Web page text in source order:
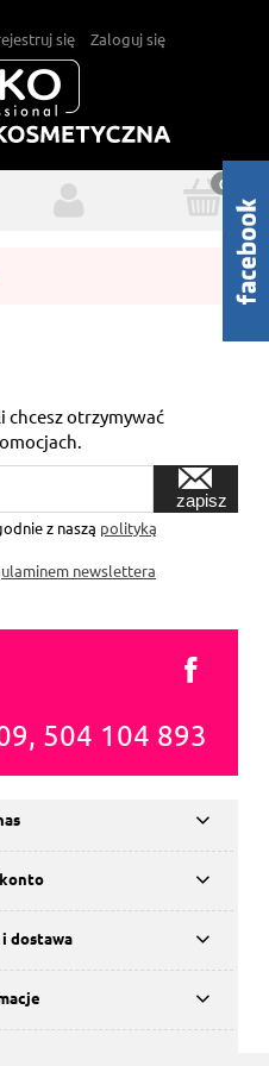
się Zaloguj się
chcesz otrzymywać
zapisz
z naszą polityką
newslettera
504 104 893
dostawa